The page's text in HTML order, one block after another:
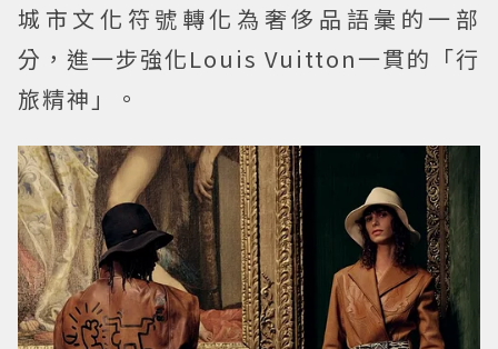
城市文化符號轉化為奢侈品語彙的一部
分，進一步強化Louis Vuitton一貫的「行
旅精神」。